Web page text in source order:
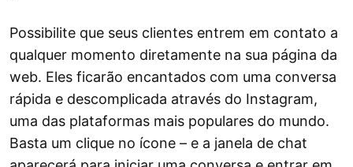
Possibilite que seus clientes entrem em contato a
qualquer momento diretamente na sua página da
web. Eles ficarão encantados com uma conversa
rápida e descomplicada através do Instagram,
uma das plataformas mais populares do mundo.
Basta um clique no ícone – e a janela de chat